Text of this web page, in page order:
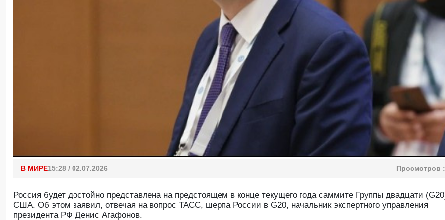
В МИРЕ15:28 / 02.07.2026 Просмотров :
Россия будет достойно представлена на предстоящем в конце текущего года саммите Группы двадцати
США. Об этом заявил, отвечая на вопрос ТАСС, шерпа России в G20, начальник экспертного управления
президента РФ Денис Агафонов.